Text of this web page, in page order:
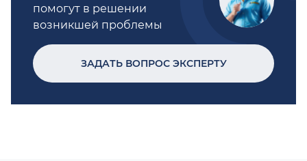
помогут в решении
возникшей проблемы
ЗАДАТЬ ВОПРОС ЭКСПЕРТУ